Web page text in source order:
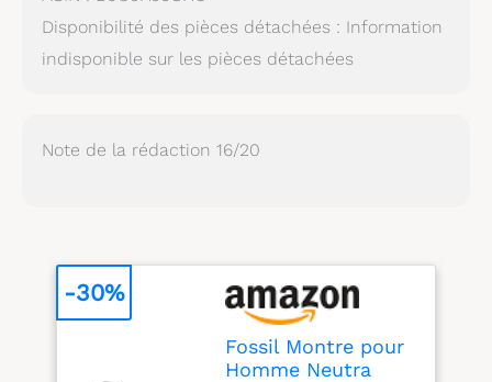
Disponibilité des pièces détachées : Information
indisponible sur les pièces détachées
Note de la rédaction 16/20
Fossil Montre pour
Homme Neutra
-30%